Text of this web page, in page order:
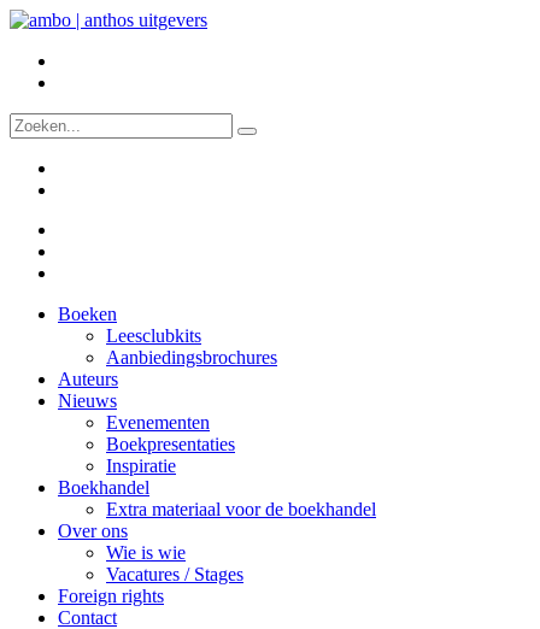
Boeken
Leesclubkits
Aanbiedingsbrochures
Auteurs
Nieuws
Evenementen
Boekpresentaties
Inspiratie
Boekhandel
Extra materiaal voor de boekhandel
Over ons
Wie is wie
Vacatures / Stages
Foreign rights
Contact